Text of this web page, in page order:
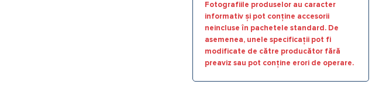
Fotografiile produselor au caracter
informativ și pot conține accesorii
neincluse în pachetele standard. De
asemenea, unele specificații pot fi
modificate de către producător fără
preaviz sau pot conține erori de operare.